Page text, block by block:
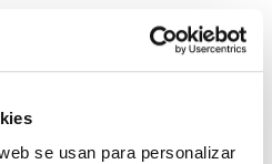
se usan para personalizar